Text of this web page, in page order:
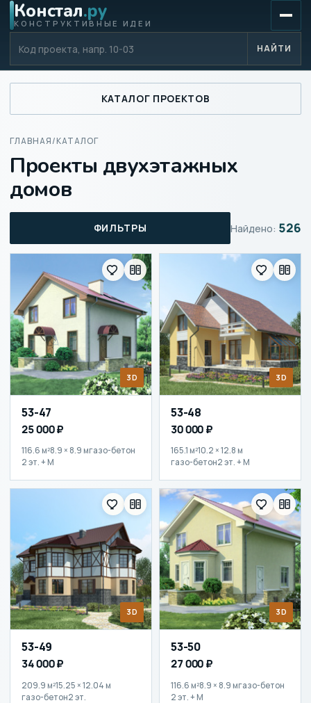
Констал.ру
КОНСТРУКТИВНЫЕ ИДЕИ
НАЙТИ
КАТАЛОГ ПРОЕКТОВ
ГЛАВНАЯ/КАТАЛОГ
Проекты двухэтажных
домов
ФИЛЬТРЫ Найдено: 526
3D
53-47
25 000 ₽
116.6 м²8.9 × 8.9 мгазо-бетон
2 эт. + М
3D
53-48
30 000 ₽
165.1 м²10.2 × 12.8 м
газо-бетон2 эт. + М
3D
53-49
34 000 ₽
209.9 м²15.25 × 12.04 м
газо-бетон2 эт.
3D
53-50
27 000 ₽
116.6 м²8.9 × 8.9 мгазо-бетон
2 эт. + М